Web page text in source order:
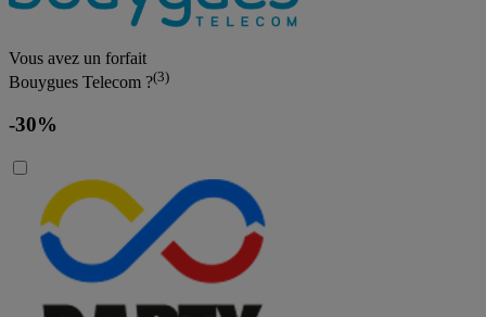
Vous avez un forfait
Bouygues Telecom ?(3)
-30%